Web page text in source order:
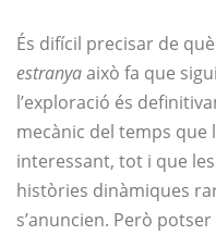
És difícil precisar de
estranyaaixò fa que
l’exploració és
mecànic del temps que
interessant, tot i que
històries dinàmiques
s’anuncien. Però